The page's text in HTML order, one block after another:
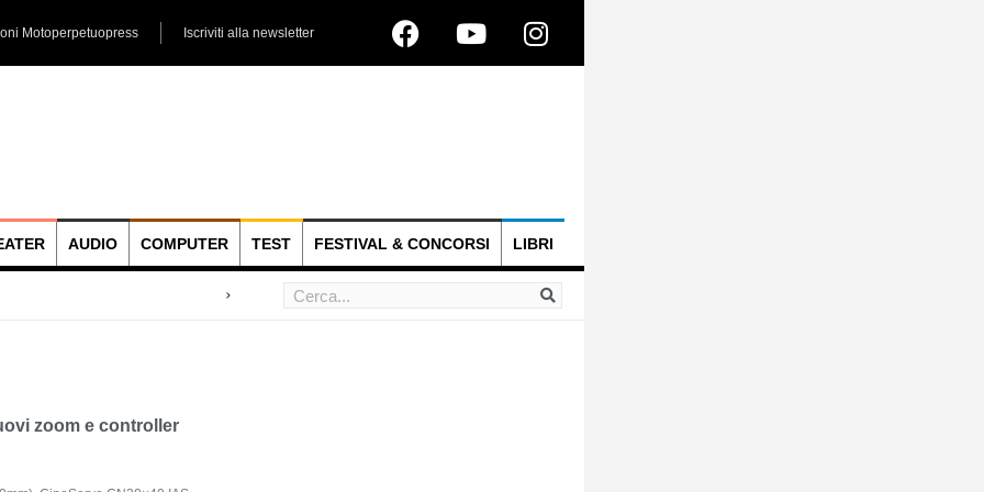
Motoperpetuopress Iscriviti alla newsletter
AUDIO COMPUTER TEST FESTIVAL & CONCORSI LIBRI
zoom e controller